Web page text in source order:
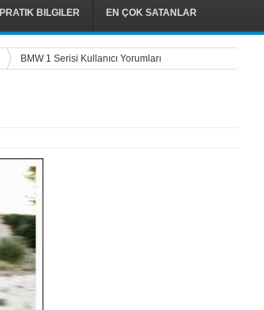
PRATIK BILGILER EN ÇOK SATANLAR
BMW 1 Serisi Kullanıcı Yorumları